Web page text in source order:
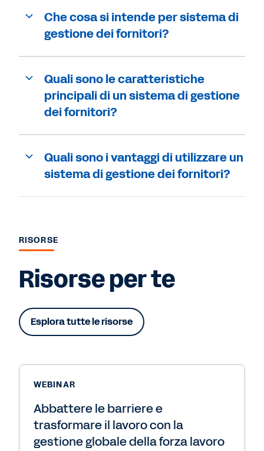
Che cosa si intende per sistema di
gestione dei fornitori?
Quali sono le caratteristiche
principali di un sistema di gestione
dei fornitori?
Quali sono i vantaggi di utilizzare un
sistema di gestione dei fornitori?
RISORSE
Risorse per te
Esplora tutte le risorse
WEBINAR
Abbattere le barriere e
trasformare il lavoro con la
gestione globale della forza lavoro